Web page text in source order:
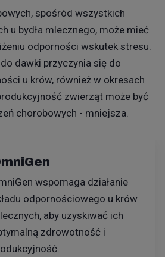
spośród wszystkich
u bydła mlecznego, może mieć
odporności wskutek stresu.
dawki przyczynia się do
u krów, również w okresach
zwierząt może być
chorobowych - mniejsza.
wspomaga działanie
odpornościowego u krów
aby uzyskiwać ich
zdrowotność i